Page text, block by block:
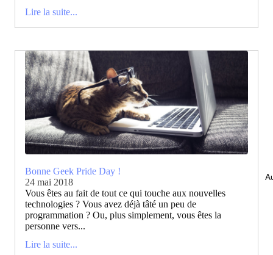
Lire la suite...
Bonne Geek Pride Day !
24 mai 2018
Vous êtes au fait de tout ce qui touche aux nouvelles
technologies ? Vous avez déjà tâté un peu de
programmation ? Ou, plus simplement, vous êtes la
personne vers...
Lire la suite...